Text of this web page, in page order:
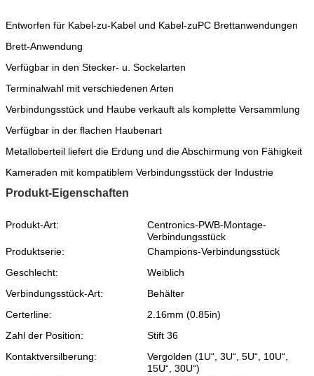
Entworfen für Kabel-zu-Kabel und Kabel-zuPC Brettanwendungen
Brett-Anwendung
Verfügbar in den Stecker- u. Sockelarten
Terminalwahl mit verschiedenen Arten
Verbindungsstück und Haube verkauft als komplette Versammlung
Verfügbar in der flachen Haubenart
Metalloberteil liefert die Erdung und die Abschirmung von Fähigkeit
Kameraden mit kompatiblem Verbindungsstück der Industrie
Produkt-Eigenschaften
Produkt-Art:
Centronics-PWB-Montage-
Verbindungsstück
Produktserie:
Champions-Verbindungsstück
Geschlecht:
Weiblich
Verbindungsstück-Art:
Behälter
Certerline:
2.16mm (0.85in)
Zahl der Position:
Stift 36
Kontaktversilberung:
Vergolden (1U“, 3U“, 5U“, 10U“,
15U“, 30U“)